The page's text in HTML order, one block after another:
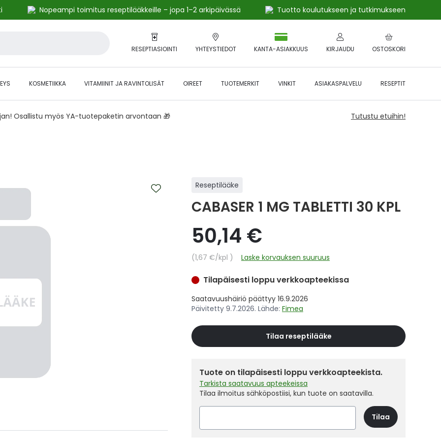
Nopeampi toimitus reseptilääkkeille – jopa 1–2 arkipäivässä
Tuotto koulutukseen ja tutkimukseen
RESEPTIASIOINTI YHTEYSTIEDOT OSTOSKORI
KANTA-ASIAKKUUS KIRJAUDU
KOSMETIIKKA VITAMIINIT JA RAVINTOLISÄT OIREET TUOTEMERKIT VINKIT ASIAKASPALVELU RESEPTIT
Osallistu myös YA-tuotepaketin arvontaan 🎁 Tutustu etuihin!
Reseptilääke
CABASER 1 MG TABLETTI 30 KPL
50,14 €
Yksikköhinta
1,67 €/kpl Laske korvauksen suuruus
Tilapäisesti loppu verkkoapteekissa
Saatavuushäiriö päättyy 16.9.2026
Päivitetty 9.7.2026. Lähde: Fimea
Tilaa reseptilääke
Tuote on tilapäisesti loppu verkkoapteekista.
Tarkista saatavuus apteekeissa
Tilaa ilmoitus sähköpostiisi, kun tuote on saatavilla.
Tilaa